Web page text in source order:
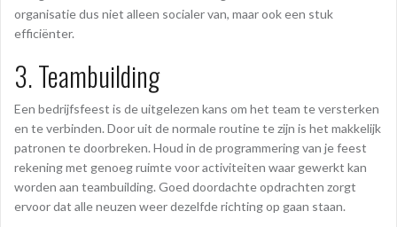
organisatie dus niet alleen socialer van, maar ook een stuk
efficiënter.
3. Teambuilding
Een bedrijfsfeest is de uitgelezen kans om het team te versterken
en te verbinden. Door uit de normale routine te zijn is het makkelijk
patronen te doorbreken. Houd in de programmering van je feest
rekening met genoeg ruimte voor activiteiten waar gewerkt kan
worden aan teambuilding. Goed doordachte opdrachten zorgt
ervoor dat alle neuzen weer dezelfde richting op gaan staan.